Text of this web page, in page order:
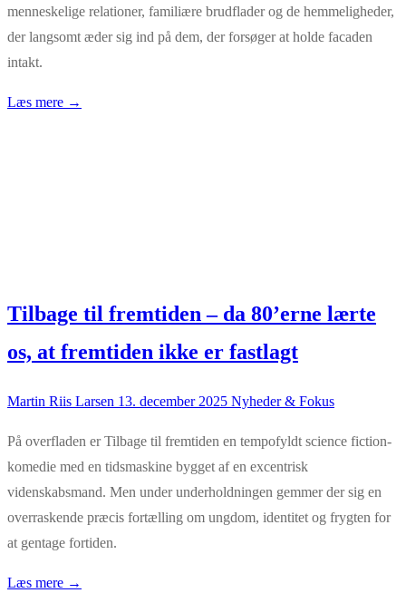
menneskelige relationer, familiære brudflader og de hemmeligheder,
der langsomt æder sig ind på dem, der forsøger at holde facaden
intakt.
Læs mere →
Tilbage til fremtiden – da 80’erne lærte
os, at fremtiden ikke er fastlagt
Martin Riis Larsen 13. december 2025 Nyheder & Fokus
På overfladen er Tilbage til fremtiden en tempofyldt science fiction-
komedie med en tidsmaskine bygget af en excentrisk
videnskabsmand. Men under underholdningen gemmer der sig en
overraskende præcis fortælling om ungdom, identitet og frygten for
at gentage fortiden.
Læs mere →